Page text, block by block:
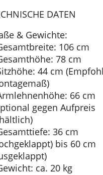
DATEN
& Gewichte:
106 cm
78 cm
44 cm
66 cm
gegen Aufpreis
36 cm
bis 60 cm
ca. 20 kg